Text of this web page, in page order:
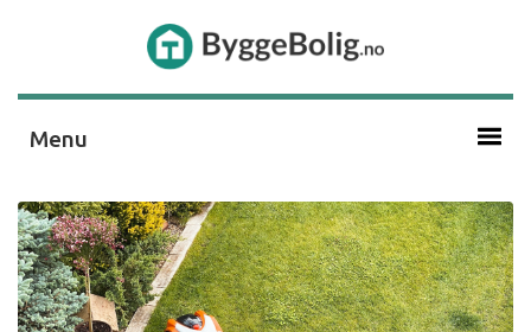
Menu
Annet Om Bolig
Bad Og Våtrom
Boligmarkedet
Bygge/renovere